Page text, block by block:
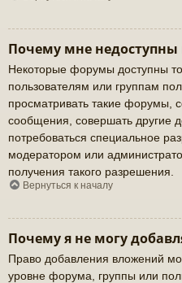
Почему мне
Некоторые форумы доступны
пользователям или группам
просматривать такие форумы,
сообщения, совершать другие
потребоваться специальное
модератором или
получения такого разрешения.
Вернуться к началу
Почему я не могу
Право добавления вложений
уровне форума, группы или